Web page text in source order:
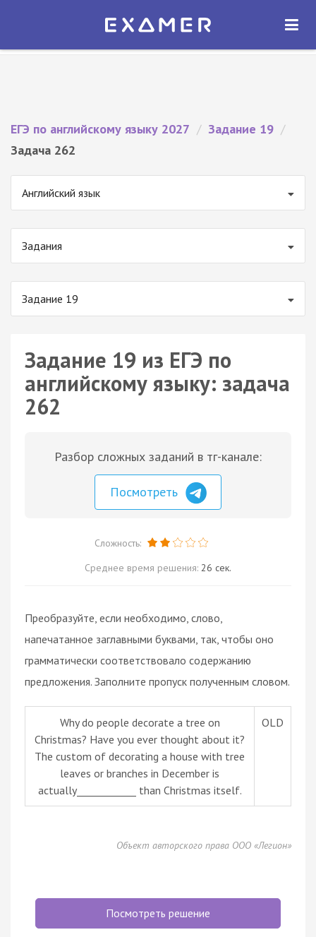
Экзамер — ЕГЭ 2027
ОТКРЫТЬ
ЕГЭ по английскому языку 2027 / Задание 19 /
Задача 262
Английский язык
Задания
Задание 19
Задание 19 из ЕГЭ по
английскому языку: задача
262
Разбор сложных заданий в тг-канале:
Посмотреть
Сложность:
Среднее время решения: 26 сек.
Преобразуйте, если необходимо, слово,
напечатанное заглавными буквами, так, чтобы оно
грамматически соответствовало содержанию
предложения. Заполните пропуск полученным словом.
Why do people decorate a tree on
Christmas? Have you ever thought about it?
The custom of decorating a house with tree
leaves or branches in December is
actually____________ than Christmas itself.
OLD
Объект авторского права ООО «Легион»
Посмотреть решение